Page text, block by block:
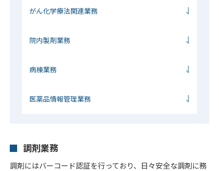
がん化学療法関連業務
院内製剤業務
病棟業務
医薬品情報管理業務
調剤業務
調剤にはバーコード認証を行っており、日々安全な調剤に務